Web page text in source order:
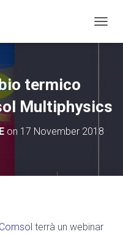
termico
Multiphysics
on 17 November 2018
Comsol terrà un webinar